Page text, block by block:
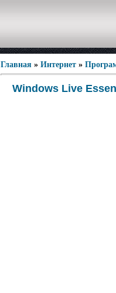
Главная » Интернет »
Windows Live